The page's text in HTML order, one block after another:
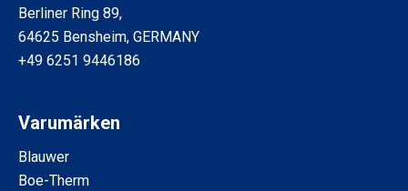
Berliner Ring 89,
64625 Bensheim, GERMANY
+49 6251 9446186
Varumärken
Blauwer
Boe-Therm